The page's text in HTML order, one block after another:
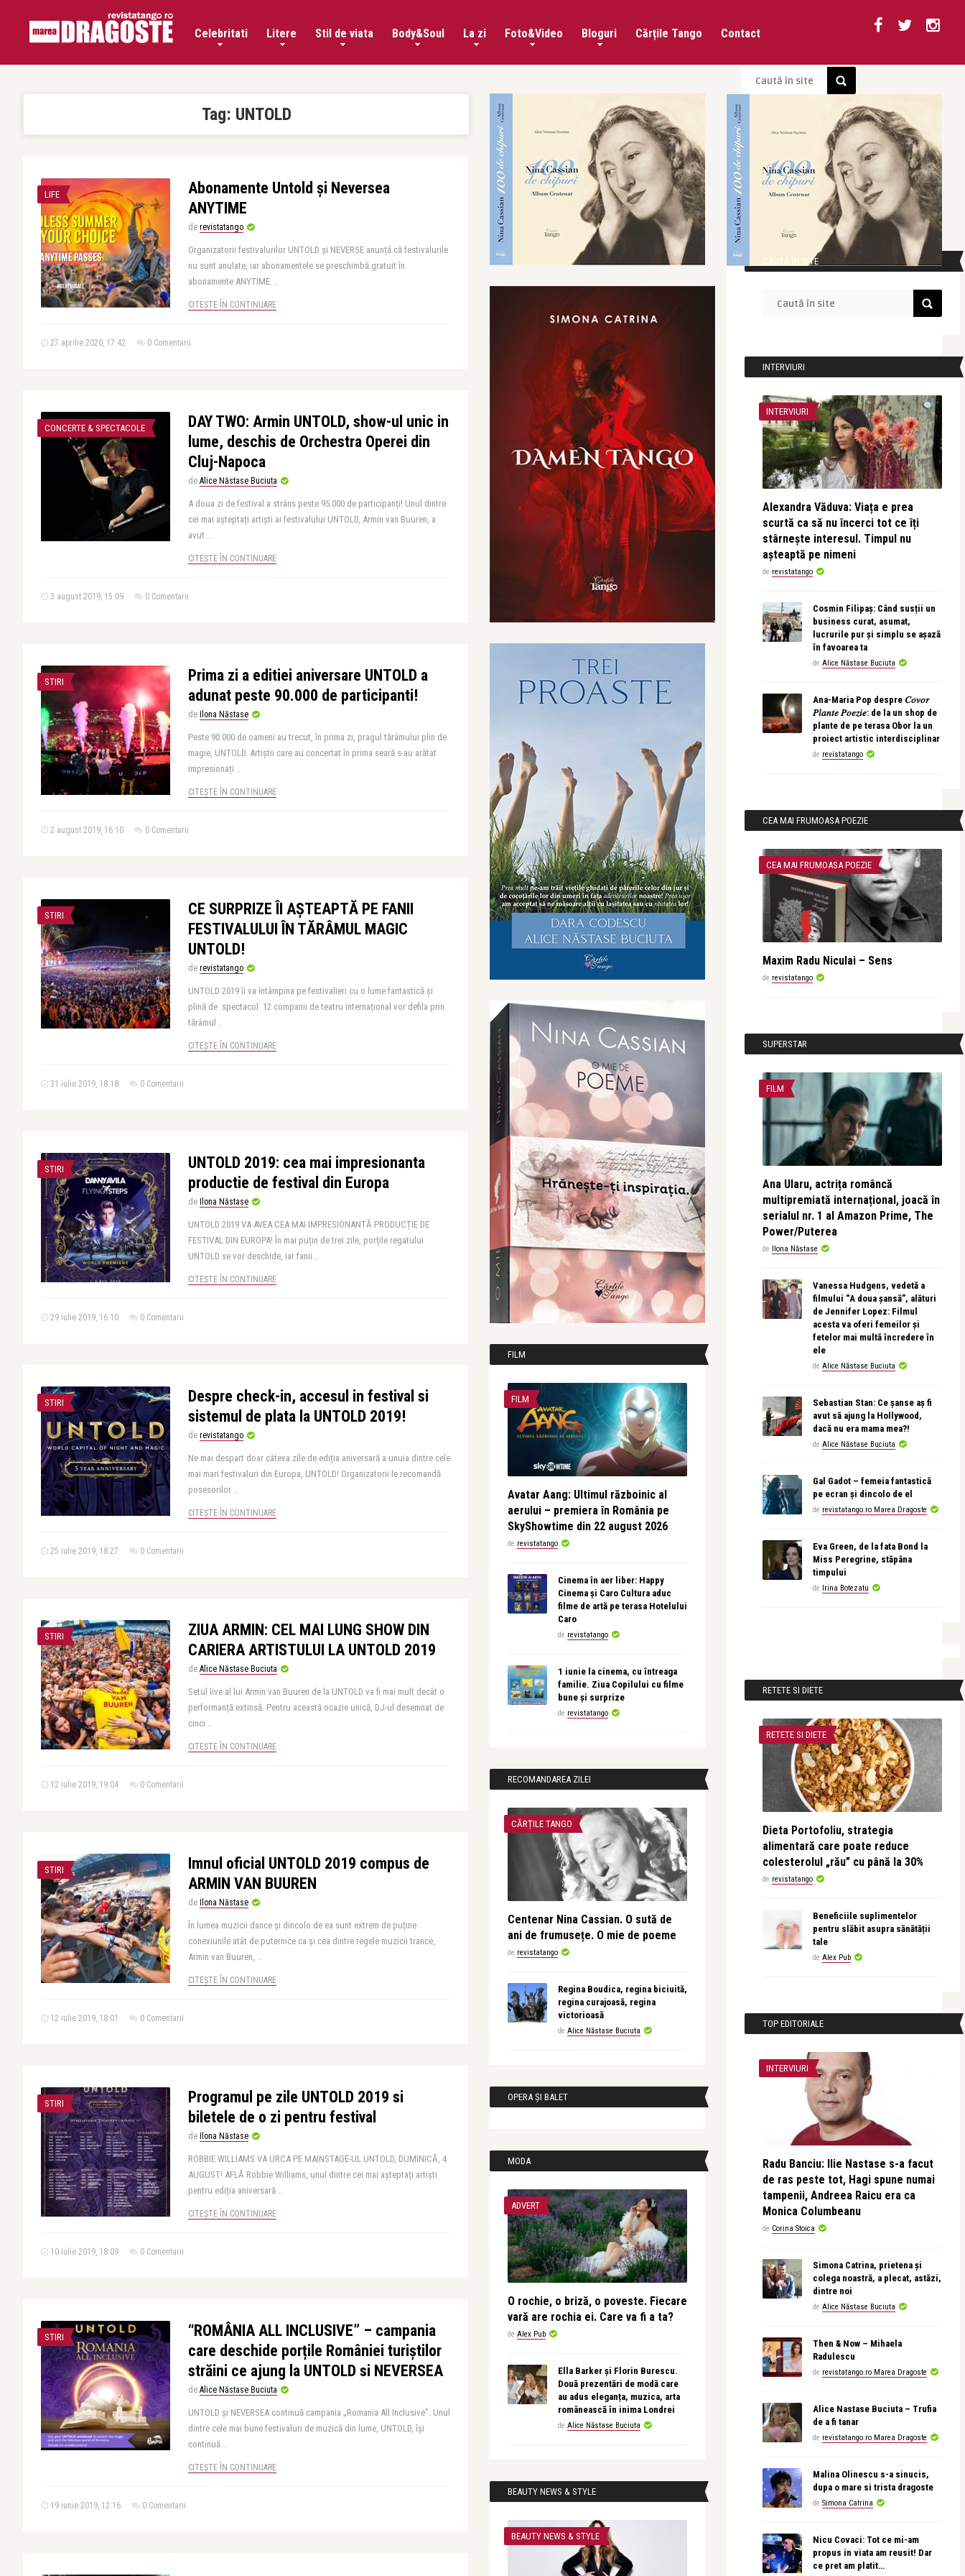
Celebritati Litere Stil de viata Body&Soul La zi Foto&Video Bloguri Cărțile Tango Contact
Tag: UNTOLD
LIFE
Abonamente Untold și Neversea
ANYTIME
de revistatango
Organizatorii festivalurilor UNTOLD și NEVERSE anunță că festivalurile
nu sunt anulate, iar abonamentele se preschimbă gratuit în
abonamente ANYTIME. ..
CITEȘTE ÎN CONTINUARE
27 aprilie 2020, 17:42 0 Comentarii
CONCERTE & SPECTACOLE
DAY TWO: Armin UNTOLD, show-ul unic in
lume, deschis de Orchestra Operei din
Cluj-Napoca
de Alice Năstase Buciuta
A doua zi de festival a strâns peste 95.000 de participanți! Unul dintre
cei mai așteptați artiști ai festivalului UNTOLD, Armin van Buuren, a
avut ..
CITEȘTE ÎN CONTINUARE
3 august 2019, 15:09 0 Comentarii
STIRI
Prima zi a editiei aniversare UNTOLD a
adunat peste 90.000 de participanti!
de Ilona Năstase
Peste 90.000 de oameni au trecut, în prima zi, pragul tărâmului plin de
magie, UNTOLD. Artiștii care au concertat în prima seară s-au arătat
impresionați ..
CITEȘTE ÎN CONTINUARE
2 august 2019, 16:10 0 Comentarii
STIRI
CE SURPRIZE ÎI AȘTEAPTĂ PE FANII
FESTIVALULUI ÎN TĂRÂMUL MAGIC
UNTOLD!
de revistatango
UNTOLD 2019 îi va întâmpina pe festivalieri cu o lume fantastică și
plină de spectacol. 12 companii de teatru internațional vor defila prin
tărâmul ..
CITEȘTE ÎN CONTINUARE
31 iulie 2019, 18:18 0 Comentarii
STIRI
UNTOLD 2019: cea mai impresionanta
productie de festival din Europa
de Ilona Năstase
UNTOLD 2019 VA AVEA CEA MAI IMPRESIONANTĂ PRODUCȚIE DE
FESTIVAL DIN EUROPA! În mai puțin de trei zile, porțile regatului
UNTOLD se vor deschide, iar fanii ..
CITEȘTE ÎN CONTINUARE
29 iulie 2019, 16:10 0 Comentarii
STIRI
Despre check-in, accesul in festival si
sistemul de plata la UNTOLD 2019!
de revistatango
Ne mai despart doar câteva zile de ediția aniversară a unuia dintre cele
mai mari festivaluri din Europa, UNTOLD! Organizatorii le recomandă
posesorilor ..
CITEȘTE ÎN CONTINUARE
25 iulie 2019, 18:27 0 Comentarii
STIRI
ZIUA ARMIN: CEL MAI LUNG SHOW DIN
CARIERA ARTISTULUI LA UNTOLD 2019
de Alice Năstase Buciuta
Setul live al lui Armin van Buuren de la UNTOLD va fi mai mult decât o
performanță extinsă. Pentru această ocazie unică, DJ-ul desemnat de
cinci ..
CITEȘTE ÎN CONTINUARE
12 iulie 2019, 19:04 0 Comentarii
STIRI
Imnul oficial UNTOLD 2019 compus de
ARMIN VAN BUUREN
de Ilona Năstase
În lumea muzicii dance și dincolo de ea sunt extrem de puține
conexiunile atât de puternice ca și cea dintre regele muzicii trance,
Armin van Buuren, ..
CITEȘTE ÎN CONTINUARE
12 iulie 2019, 18:01 0 Comentarii
STIRI
Programul pe zile UNTOLD 2019 si
biletele de o zi pentru festival
de Ilona Năstase
ROBBIE WILLIAMS VA URCA PE MAINSTAGE-UL UNTOLD, DUMINICĂ, 4
AUGUST! AFLĂ Robbie Williams, unul dintre cei mai așteptați artiști
pentru ediția aniversară ..
CITEȘTE ÎN CONTINUARE
10 iulie 2019, 18:09 0 Comentarii
STIRI
“ROMÂNIA ALL INCLUSIVE” – campania
care deschide porțile României turiștilor
străini ce ajung la UNTOLD si NEVERSEA
de Alice Năstase Buciuta
UNTOLD și NEVERSEA continuă campania „Romania All Inclusive”. Unul
dintre cele mai bune festivaluri de muzică din lume, UNTOLD, își
continuă ..
CITEȘTE ÎN CONTINUARE
19 iunie 2019, 12:16 0 Comentarii
FILM
FILM
Avatar Aang: Ultimul războinic al
aerului – premiera în România pe
SkyShowtime din 22 august 2026
de revistatango
Cinema în aer liber: Happy
Cinema și Caro Cultura aduc
filme de artă pe terasa Hotelului
Caro
de revistatango
1 iunie la cinema, cu întreaga
familie. Ziua Copilului cu filme
bune și surprize
de revistatango
RECOMANDAREA ZILEI
CĂRȚILE TANGO
Centenar Nina Cassian. O sută de
ani de frumusețe. O mie de poeme
de revistatango
Regina Boudica, regina biciuită,
regina curajoasă, regina
victorioasă
de Alice Năstase Buciuta
OPERA ȘI BALET
MODA
ADVERT
O rochie, o briză, o poveste. Fiecare
vară are rochia ei. Care va fi a ta?
de Alex Pub
Ella Barker și Florin Burescu.
Două prezentări de modă care
au adus eleganța, muzica, arta
românească în inima Londrei
de Alice Năstase Buciuta
BEAUTY NEWS & STYLE
BEAUTY NEWS & STYLE
CAUTĂ ÎN SITE
INTERVIURI
INTERVIURI
Alexandra Văduva: Viața e prea
scurtă ca să nu încerci tot ce îți
stârnește interesul. Timpul nu
așteaptă pe nimeni
de revistatango
Cosmin Filipaș: Când susții un
business curat, asumat,
lucrurile pur și simplu se așază
în favoarea ta
de Alice Năstase Buciuta
Ana-Maria Pop despre 𝐶𝑜𝑣𝑜𝑟
𝑃𝑙𝑎𝑛𝑡𝑒 𝑃𝑜𝑒𝑧𝑖𝑒: de la un shop de
plante de pe terasa Obor la un
proiect artistic interdisciplinar
de revistatango
CEA MAI FRUMOASA POEZIE
CEA MAI FRUMOASA POEZIE
Maxim Radu Niculai – Sens
de revistatango
SUPERSTAR
FILM
Ana Ularu, actrița româncă
multipremiată internațional, joacă în
serialul nr. 1 al Amazon Prime, The
Power/Puterea
de Ilona Năstase
Vanessa Hudgens, vedetă a
filmului “A doua șansă”, alături
de Jennifer Lopez: Filmul
acesta va oferi femeilor și
fetelor mai multă încredere în
ele
de Alice Năstase Buciuta
Sebastian Stan: Ce șanse aș fi
avut să ajung la Hollywood,
dacă nu era mama mea?!
de Alice Năstase Buciuta
Gal Gadot – femeia fantastică
pe ecran și dincolo de el
de revistatango.ro Marea Dragoste
Eva Green, de la fata Bond la
Miss Peregrine, stăpâna
timpului
de Irina Botezatu
RETETE SI DIETE
RETETE SI DIETE
Dieta Portofoliu, strategia
alimentară care poate reduce
colesterolul „rău” cu până la 30%
de revistatango
Beneficiile suplimentelor
pentru slăbit asupra sănătății
tale
de Alex Pub
TOP EDITORIALE
INTERVIURI
Radu Banciu: Ilie Nastase s-a facut
de ras peste tot, Hagi spune numai
tampenii, Andreea Raicu era ca
Monica Columbeanu
de Corina Stoica
Simona Catrina, prietena și
colega noastră, a plecat, astăzi,
dintre noi
de Alice Năstase Buciuta
Then & Now – Mihaela
Radulescu
de revistatango.ro Marea Dragoste
Alice Nastase Buciuta – Trufia
de a fi tanar
de revistatango.ro Marea Dragoste
Malina Olinescu s-a sinucis,
dupa o mare si trista dragoste
de Simona Catrina
Nicu Covaci: Tot ce mi-am
propus in viata am reusit! Dar
ce pret am platit…